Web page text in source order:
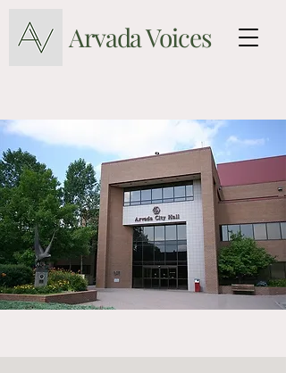
Arvada Voices